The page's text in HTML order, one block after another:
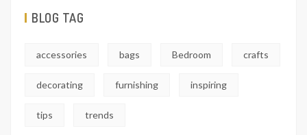
BLOG TAG
accessories bags Bedroom crafts
decorating furnishing inspiring
tips trends